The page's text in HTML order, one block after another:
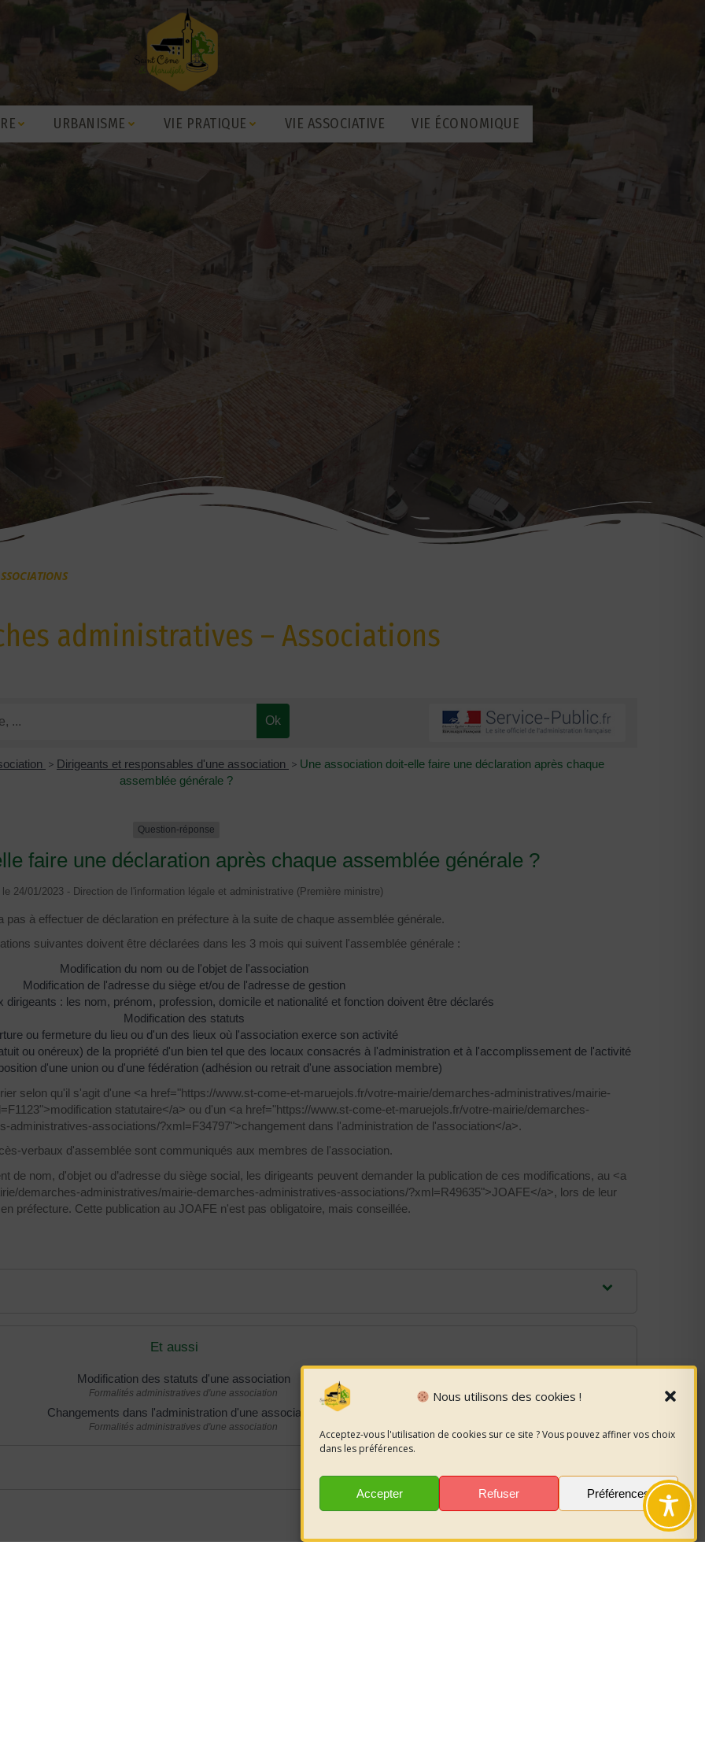
Nous utilisons des cookies !
Acceptez-vous l'utilisation de cookies sur ce site ? Vous pouvez affiner vos choix
dans les préférences.
Accepter Refuser Préférences
URBANISME VIE PRATIQUE VIE ASSOCIATIVE VIE ÉCONOMIQUE
administratives – Associations
> Dirigeants et responsables d'une association > Une association doit-elle faire une déclaration après chaque
assemblée générale ?
Question-réponse
faire une déclaration après chaque assemblée générale ?
24/01/2023 - Direction de l'information légale et administrative (Première ministre)
pas à effectuer de déclaration en préfecture à la suite de chaque assemblée générale.
suivantes doivent être déclarées dans les 3 mois qui suivent l'assemblée générale :
Modification du nom ou de l'objet de l'association
Modification de l'adresse du siège et/ou de l'adresse de gestion
dirigeants : les nom, prénom, profession, domicile et nationalité et fonction doivent être déclarés
Modification des statuts
ou fermeture du lieu ou d'un des lieux où l'association exerce son activité
ou onéreux) de la propriété d'un bien tel que des locaux consacrés à l'administration et à l'accomplissement de l'activité
d'une union ou d'une fédération (adhésion ou retrait d'une association membre)
selon qu'il s'agit d'une <a href="https://www.st-come-et-maruejols.fr/votre-mairie/demarches-administratives/mairie-
statutaire</a> ou d'un <a href="https://www.st-come-et-maruejols.fr/votre-mairie/demarches-
administratives-associations/?xml=F34797">changement dans l'administration de l'association</a>.
verbaux d'assemblée sont communiqués aux membres de l'association.
de nom, d'objet ou d’adresse du siège social, les dirigeants peuvent demander la publication de ces modifications, au <a
demarches-administratives/mairie-demarches-administratives-associations/?xml=R49635">JOAFE</a>, lors de leur
préfecture. Cette publication au JOAFE n'est pas obligatoire, mais conseillée.
Et aussi
Modification des statuts d'une association
Formalités administratives d'une association
Changements dans l'administration d'une association
Formalités administratives d'une association